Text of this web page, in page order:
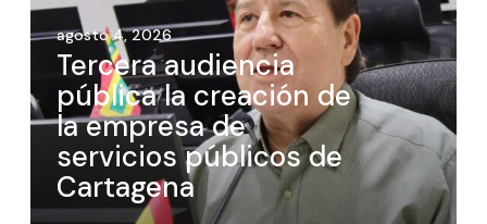
agosto 4, 2026
Tercera audiencia
pública la creación de
la empresa de
servicios públicos de
Cartagena